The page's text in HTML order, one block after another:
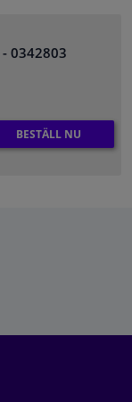
- 0342803
BESTÄLL NU